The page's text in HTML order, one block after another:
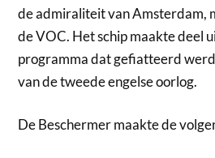
de admiraliteit van Amsterdam,
de VOC. Het schip maakte deel
programma dat gefiatteerd
van de tweede engelse oorlog.
De Beschermer maakte de